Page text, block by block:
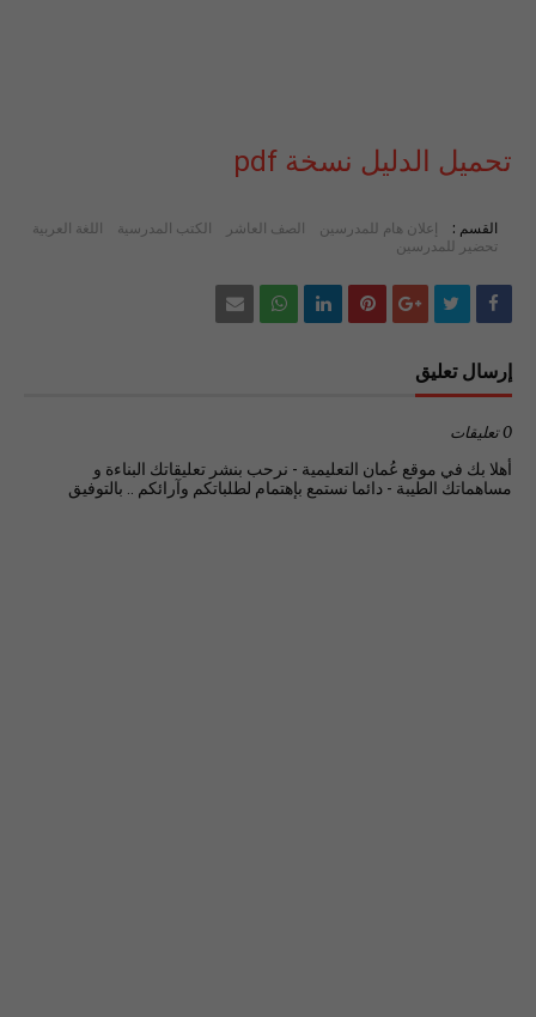
تحميل الدليل نسخة pdf
القسم : إعلان هام للمدرسين الصف العاشر الكتب المدرسية
اللغة العربية
تحضير للمدرسين
إرسال تعليق
0 تعليقات
أهلا بك في موقع عُمان التعليمية - نرحب بنشر تعليقاتك البناءة و
مساهماتك الطيبة - دائما نستمع بإهتمام لطلباتكم وآرائكم .. بالتوفيق